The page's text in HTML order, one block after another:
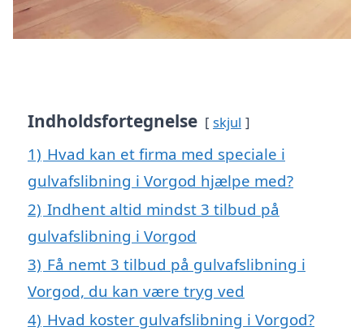
Indholdsfortegnelse skjul
1) Hvad kan et firma med speciale i
gulvafslibning i Vorgod hjælpe med?
2) Indhent altid mindst 3 tilbud på
gulvafslibning i Vorgod
3) Få nemt 3 tilbud på gulvafslibning i
Vorgod, du kan være tryg ved
4) Hvad koster gulvafslibning i Vorgod?